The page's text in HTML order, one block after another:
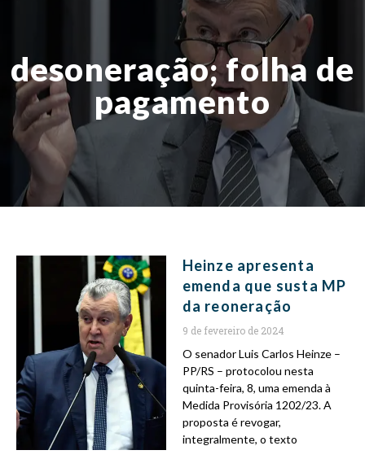
desoneração; folha de
pagamento
Heinze apresenta
emenda que susta MP
da reoneração
9 de fevereiro de 2024
O senador Luis Carlos Heinze –
PP/RS – protocolou nesta
quinta-feira, 8, uma emenda à
Medida Provisória 1202/23. A
proposta é revogar,
integralmente, o texto